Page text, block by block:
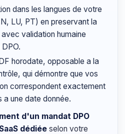
dans les langues de votre
LU, PT) en preservant la
validation humaine
horodate, opposable a la
qui démontre que vos
correspondent exactement
a une date donnée.
d'un mandat DPO
dédiée selon votre